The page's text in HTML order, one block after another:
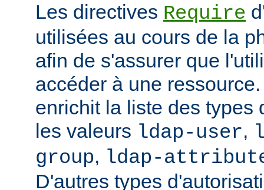
Les directives Require
utilisées au cours de la
afin de s'assurer que
accéder à une
enrichit la liste des types
les valeurs ldap-user,
group, ldap-
D'autres types